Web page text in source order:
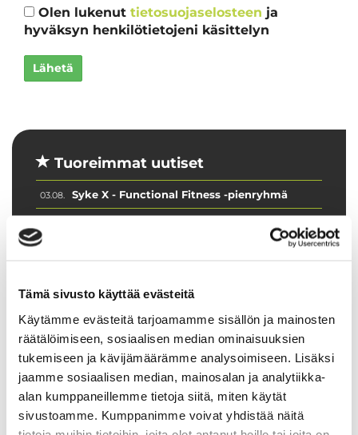
Tämä sivusto käyttää evästeitä
Käytämme evästeitä tarjoamamme sisällön ja mainosten
räätälöimiseen, sosiaalisen median ominaisuuksien
tukemiseen ja kävijämäärämme analysoimiseen. Lisäksi
jaamme sosiaalisen median, mainosalan ja analytiikka-
alan kumppaneillemme tietoja siitä, miten käytät
sivustoamme. Kumppanimme voivat yhdistää näitä
Olen lukenut tietosuojaselosteen ja
hyväksyn henkilötietojeni käsittelyn
Lähetä
Tuoreimmat uutiset
03.08. Syke X - Functional Fitness -pienryhmä
4.7.2026
10.06. PowerClub intensiivijäsenyys